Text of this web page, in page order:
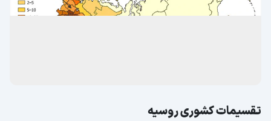
تقسیمات کشوری روسیه